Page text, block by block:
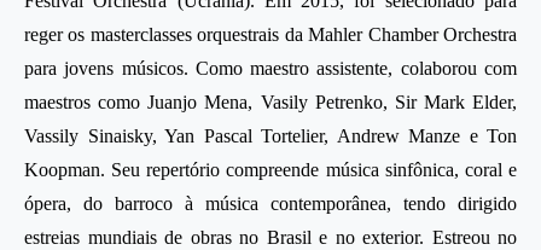
reger os masterclasses orquestrais da Mahler Chamber Orchestra
para jovens músicos. Como maestro assistente, colaborou com
maestros como Juanjo Mena, Vasily Petrenko, Sir Mark Elder,
Vassily Sinaisky, Yan Pascal Tortelier, Andrew Manze e Ton
Koopman. Seu repertório compreende música sinfônica, coral e
ópera, do barroco à música contemporânea, tendo dirigido
estreias mundiais de obras no Brasil e no exterior. Estreou no